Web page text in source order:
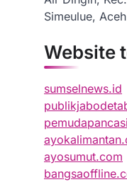
Simeulue, Aceh
Website
sumselnews.id
ayosumut.com